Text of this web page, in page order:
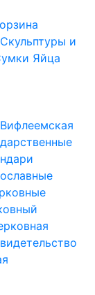
Скульптуры и
Яйца
Вифлеемская